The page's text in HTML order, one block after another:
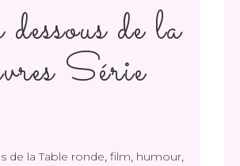
de la
Série
de la Table ronde, film, humour,